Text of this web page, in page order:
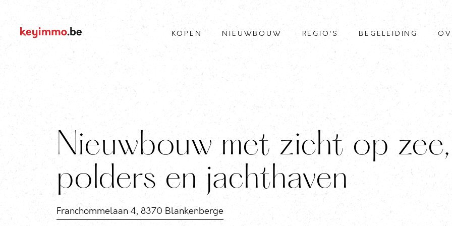
KOPEN NIEUWBOUW REGIO’S BEGELEIDING
Nieuwbouw met zicht op zee,
polders en jachthaven
Franchommelaan 4, 8370 Blankenberge